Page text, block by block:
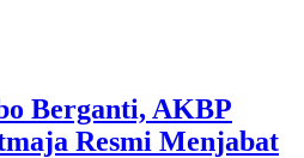
Berganti, AKBP
Resmi Menjabat